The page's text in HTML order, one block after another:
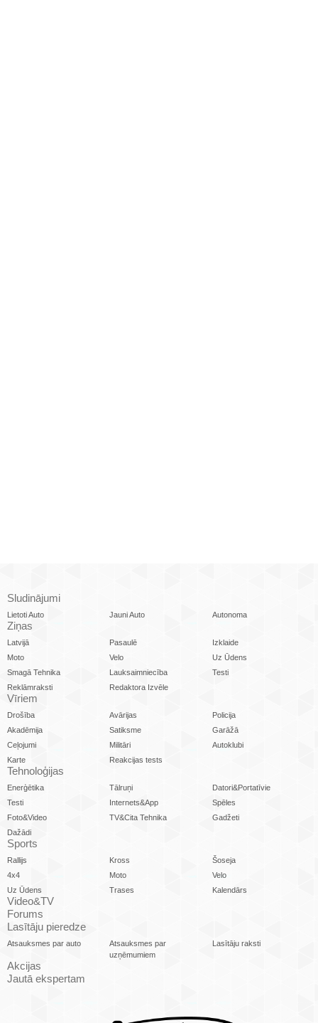
Sludinājumi
Lietoti Auto Jauni Auto Autonoma
Ziņas
Latvijā Pasaulē
Izklaide
Moto
Velo
Uz Ūdens
Smagā Tehnika
Lauksaimniecība
Testi
Reklāmraksti
Redaktora Izvēle
Vīriem
Drošība Avārijas
Policija
Akadēmija
Satiksme
Garāžā
Ceļojumi
Militāri
Autoklubi
Karte
Reakcijas tests
Tehnoloģijas
Enerģētika Tālruņi
Datori&Portatīvie
Testi
Internets&App
Spēles
Foto&Video
TV&Cita Tehnika
Gadžeti
Dažādi
Sports
Rallijs Kross
Šoseja
4x4
Moto
Velo
Uz Ūdens
Trases Kalendārs
Video&TV
Forums
Lasītāju pieredze
Atsauksmes par auto
Atsauksmes par
uzņēmumiem
Lasītāju raksti
Akcijas
Jautā ekspertam